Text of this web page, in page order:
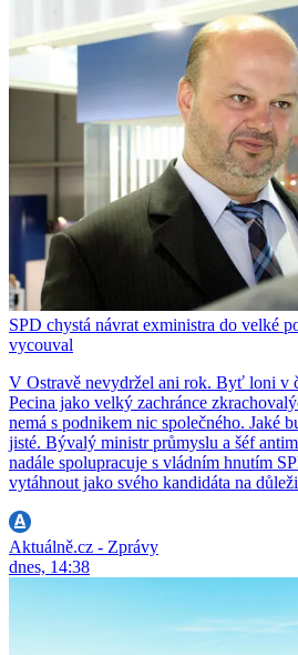
SPD chystá návrat exministra do velké
vycouval
V Ostravě nevydržel ani rok. Byť loni v
Pecina jako velký zachránce
nemá s podnikem nic společného. Jaké
jisté. Bývalý ministr průmyslu a šéf
nadále spolupracuje s vládním hnutím
vytáhnout jako svého kandidáta na
Aktuálně.cz - Zprávy
dnes, 14:38